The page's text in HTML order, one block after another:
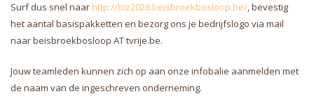
Surf dus snel naar http://biz2026.beisbroekbosloop.be/, bevestig
het aantal basispakketten en bezorg ons je bedrijfslogo via mail
naar beisbroekbosloop AT tvrije.be.
Jouw teamleden kunnen zich op aan onze infobalie aanmelden met
de naam van de ingeschreven onderneming.